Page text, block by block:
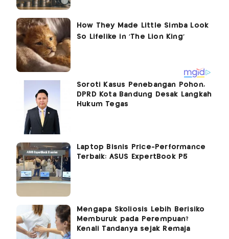
Soroti Kasus Penebangan Pohon,
DPRD Kota Bandung Desak Langkah
Hukum Tegas
Laptop Bisnis Price-Performance
Terbaik: ASUS ExpertBook P5
Mengapa Skoliosis Lebih Berisiko
Memburuk pada Perempuan?
Kenali Tandanya sejak Remaja